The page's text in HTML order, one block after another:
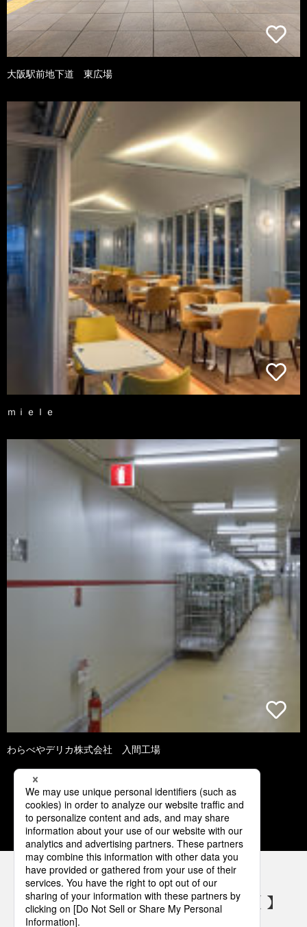
大阪駅前地下道 東広場
ｍｉｅｌｅ
わらべやデリカ株式会社 入間工場
1 2 3 4 5
パナソニックの電気設備 SNSアカウント